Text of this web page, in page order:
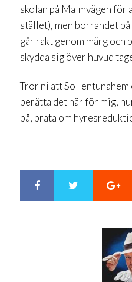
skolan på Malmvägen för
stället), men borrandet
går rakt genom märg och
skydda sig över huvud
Tror ni att Sollentunahem
berätta det här för mig,
på, prata om